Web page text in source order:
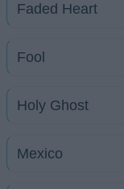
Faded Heart
Fool
Holy Ghost
Mexico